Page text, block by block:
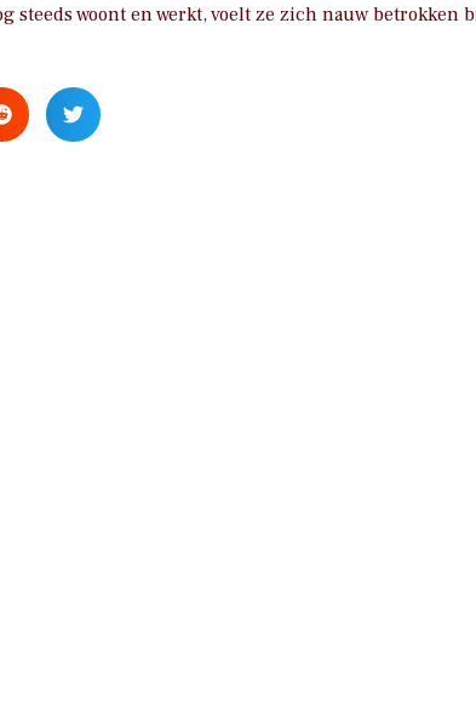
steeds woont en werkt, voelt ze zich nauw